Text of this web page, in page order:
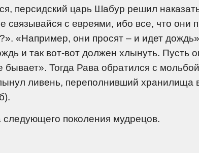
персидский царь Шабур решил
связывайся с евреями, ибо все, что они
«Например, они просят – и идет
и так вот-вот должен хлынуть. Пусть
бывает». Тогда Рава обратился с
ливень, переполнивший хранилища
поколения мудрецов.